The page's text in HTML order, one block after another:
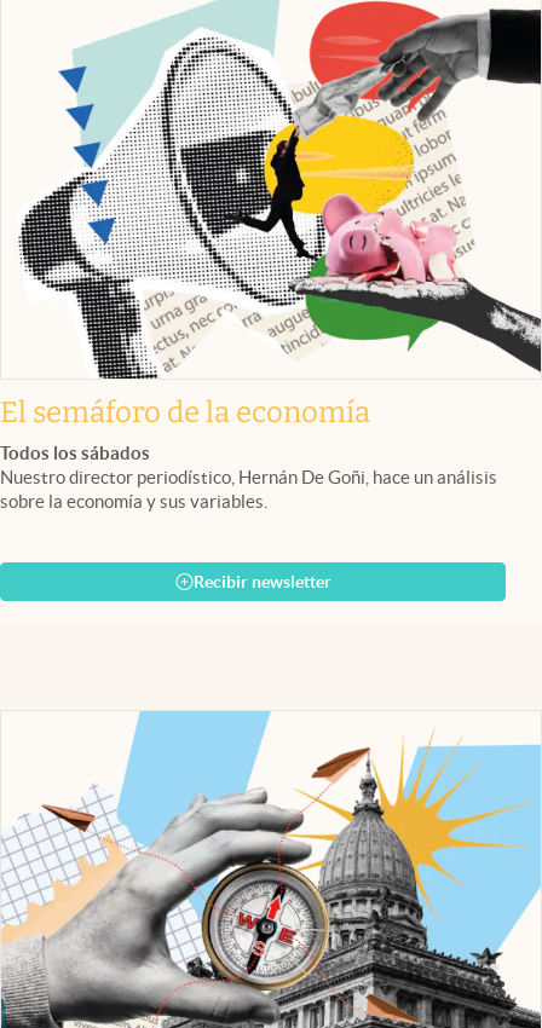
El semáforo de la economía
Todos los sábados
Nuestro director periodístico, Hernán De Goñi, hace un análisis
sobre la economía y sus variables.
Recibir newsletter